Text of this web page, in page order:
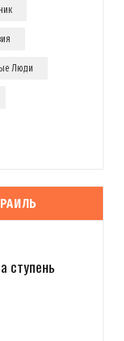
Люди
ступень